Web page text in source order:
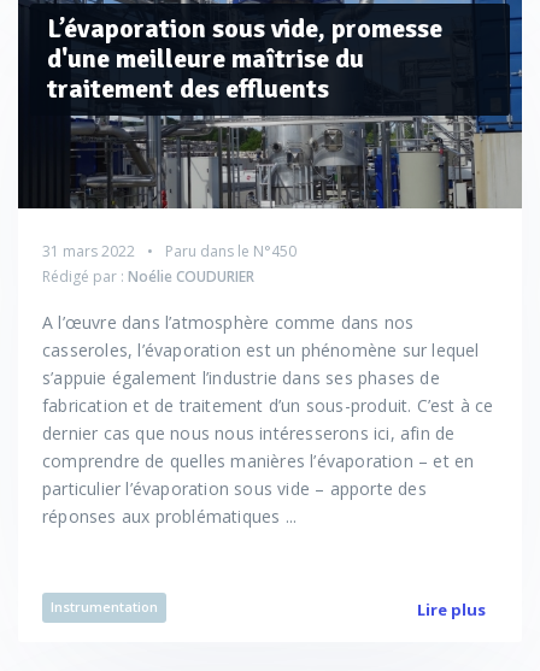
L’évaporation sous vide, promesse
d'une meilleure maîtrise du
traitement des effluents
31 mars 2022 Paru dans le N°450
Rédigé par : Noélie COUDURIER
A l’œuvre dans l’atmosphère comme dans nos
casseroles, l’évaporation est un phénomène sur lequel
s’appuie également l’industrie dans ses phases de
fabrication et de traitement d’un sous-produit. C’est à ce
dernier cas que nous nous intéresserons ici, afin de
comprendre de quelles manières l’évaporation – et en
particulier l’évaporation sous vide – apporte des
réponses aux problématiques ...
Instrumentation Lire plus